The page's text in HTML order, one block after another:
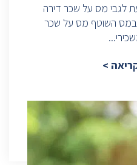
לגבי מס על שכר דירה
במס השוטף מס על שכר
>